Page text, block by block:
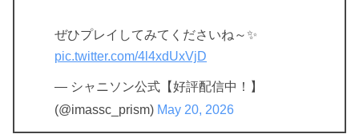
ぜひプレイしてみてくださいね～✨
pic.twitter.com/4l4xdUxVjD
— シャニソン公式【好評配信中！】
(@imassc_prism) May 20, 2026